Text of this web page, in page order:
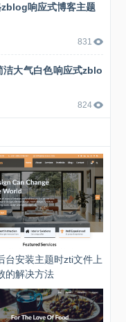
响应式博客主题
831
洁大气白色响应式zblo
824
台安装主题时zti文件上
的解决方法